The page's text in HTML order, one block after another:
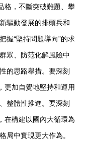
格，不斷突破難題、攀
驅動發展的排頭兵和
握“堅持問題導向”的求
眾、防范化解風險中
的思路舉措。要深刻
更加自覺地堅持和運用
整體性推進。要深刻
在構建以國內大循環為
局中實現更大作為。